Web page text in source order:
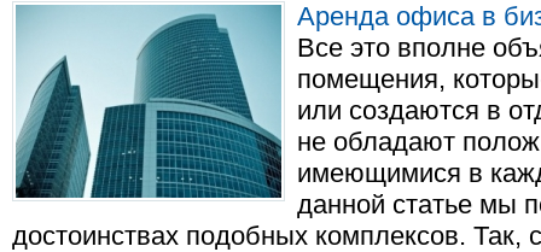
Аренда офиса в
Все это вполне
помещения,
или создаются в
не обладают
имеющимися в
данной статье мы
достоинствах подобных комплексов. Так,